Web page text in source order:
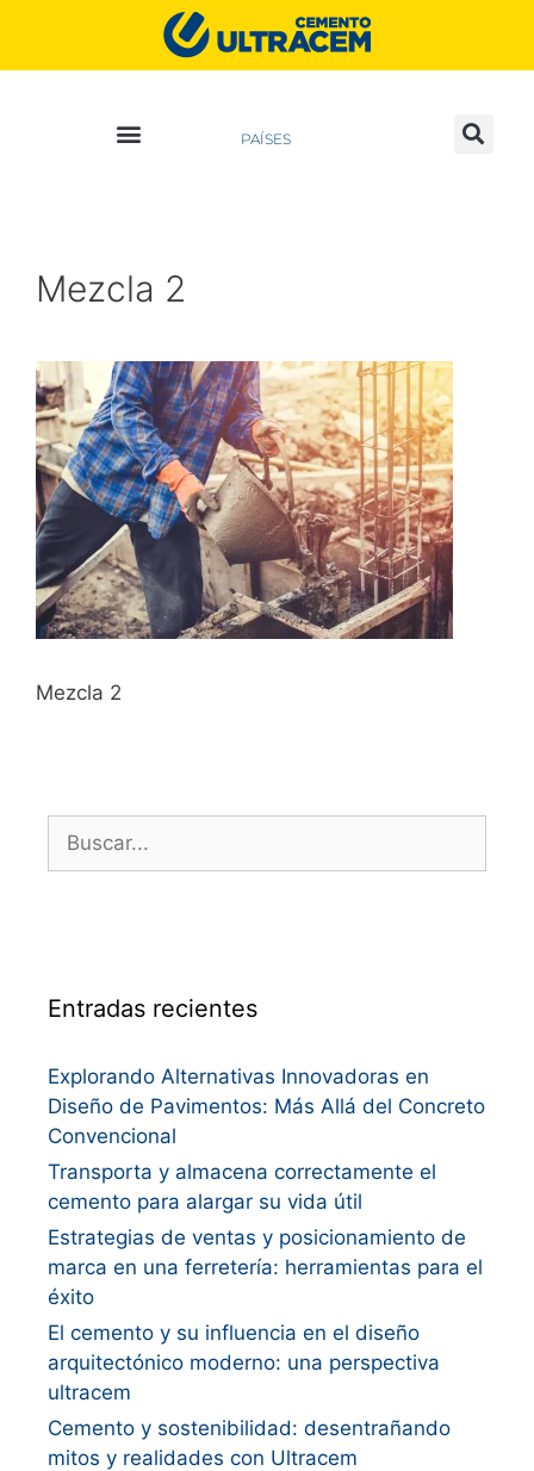
PAÍSES
Mezcla 2
Mezcla 2
Entradas recientes
Explorando Alternativas Innovadoras en
Diseño de Pavimentos: Más Allá del Concreto
Convencional
Transporta y almacena correctamente el
cemento para alargar su vida útil
Estrategias de ventas y posicionamiento de
marca en una ferretería: herramientas para el
éxito
El cemento y su influencia en el diseño
arquitectónico moderno: una perspectiva
ultracem
Cemento y sostenibilidad: desentrañando
mitos y realidades con Ultracem